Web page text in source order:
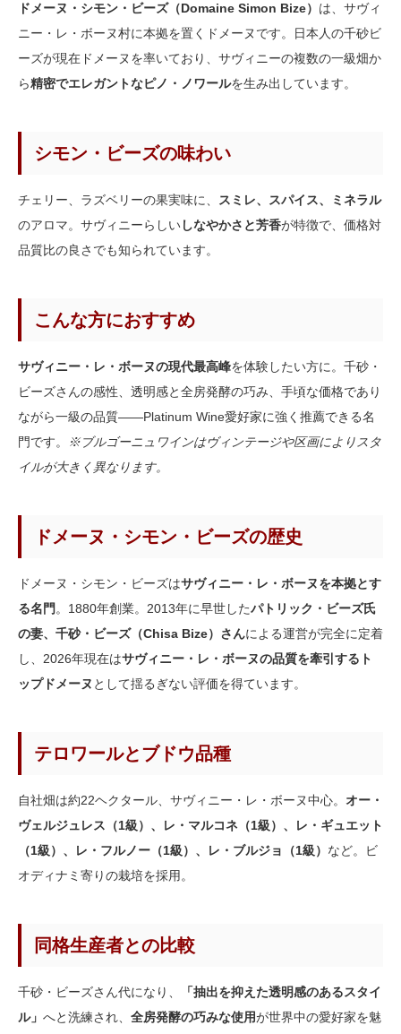
ドメーヌ・シモン・ビーズ（Domaine Simon Bize） は、サヴィ
ニー・レ・ボーヌ村に本拠を置くドメーヌです。日本人の千砂ビ
ーズが現在ドメーヌを率いており、サヴィニーの複数の一級畑か
ら精密でエレガントなピノ・ノワールを生み出しています。
シモン・ビーズの味わい
チェリー、ラズベリーの果実味に、
スミレ、スパイス、ミネラル
のアロマ。サヴィニーらしいしなやかさと芳香が特徴で、価格対
品質比の良さでも知られています。
こんな方におすすめ
サヴィニー・レ・ボーヌの現代最高峰を体験したい方に。千砂・
ビーズさんの感性、透明感と全房発酵の巧み、手頃な価格であり
ながら一級の品質——Platinum Wine愛好家に強く推薦できる名
門です。
※ブルゴーニュワインはヴィンテージや区画によりスタ
イルが大きく異なります。
ドメーヌ・シモン・ビーズの歴史
ドメーヌ・シモン・ビーズはサヴィニー・レ・ボーヌを本拠とす
る名門 。1880年創業。2013年に早世したパトリック・ビーズ氏
の妻、千砂・ビーズ（Chisa Bize）さんによる運営が完全に定着
し、2026年現在はサヴィニー・レ・ボーヌの品質を牽引するト
ップドメーヌ として揺るぎない評価を得ています。
テロワールとブドウ品種
自社畑は約22ヘクタール、サヴィニー・レ・ボーヌ中心。 オー・
ヴェルジュレス（1級）、レ・マルコネ（1級）、レ・ギュエット
（1級）、レ・フルノー（1級）、レ・ブルジョ（1級） など。ビ
オディナミ寄りの栽培を採用。
同格生産者との比較
千砂・ビーズさん代になり、
「抽出を抑えた透明感のあるスタイ
ル」 へと洗練され、 全房発酵の巧みな使用が世界中の愛好家を魅